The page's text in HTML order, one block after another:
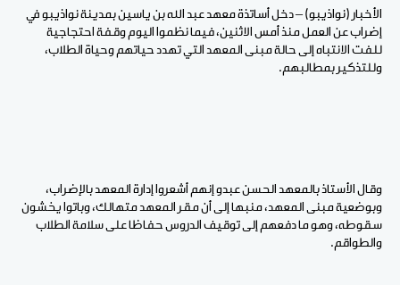
الأخبار (نواذيبو) – دخل أساتذة معهد عبد الله بن ياسين بمدينة نواذيبو في
إضراب عن العمل منذ أمس الاثنين، فيما نظموا اليوم وقفة احتجاجية
للفت الانتباه إلى حالة مبنى المعهد التي تهدد حياتهم وحياة الطلاب،
وللتذكير بمطالبهم.
وقال الأستاذ بالمعهد الحسن عبدو إنهم أشعروا إدارة المعهد بالإضراب،
وبوضعية مبنى المعهد، منبها إلى أن مقر المعهد متهالك، وباتوا يخشون
سقوطه، وهو ما دفعهم إلى توقيف الدروس حفاظا على سلامة الطلاب
والطواقم.